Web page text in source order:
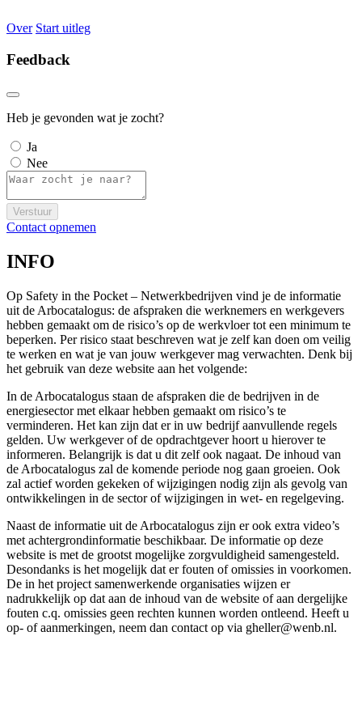
Over Start uitleg
Feedback
Heb je gevonden wat je zocht?
Ja
Nee
Verstuur
Contact opnemen
INFO
Op Safety in the Pocket – Netwerkbedrijven vind je de informatie
uit de Arbocatalogus: de afspraken die werknemers en werkgevers
hebben gemaakt om de risico’s op de werkvloer tot een minimum te
beperken. Per risico staat beschreven wat je zelf kan doen om veilig
te werken en wat je van jouw werkgever mag verwachten. Denk bij
het gebruik van deze website aan het volgende:
In de Arbocatalogus staan de afspraken die de bedrijven in de
energiesector met elkaar hebben gemaakt om risico’s te
verminderen. Het kan zijn dat er in uw bedrijf aanvullende regels
gelden. Uw werkgever of de opdrachtgever hoort u hierover te
informeren. Belangrijk is dat u dit zelf ook nagaat. De inhoud van
de Arbocatalogus zal de komende periode nog gaan groeien. Ook
zal actief worden gekeken of wijzigingen nodig zijn als gevolg van
ontwikkelingen in de sector of wijzigingen in wet- en regelgeving.
Naast de informatie uit de Arbocatalogus zijn er ook extra video’s
met achtergrondinformatie beschikbaar. De informatie op deze
website is met de grootst mogelijke zorgvuldigheid samengesteld.
Desondanks is het mogelijk dat er fouten of omissies in voorkomen.
De in het project samenwerkende organisaties wijzen er
nadrukkelijk op dat aan de inhoud van de website of aan dergelijke
fouten c.q. omissies geen rechten kunnen worden ontleend. Heeft u
op- of aanmerkingen, neem dan contact op via gheller@wenb.nl.